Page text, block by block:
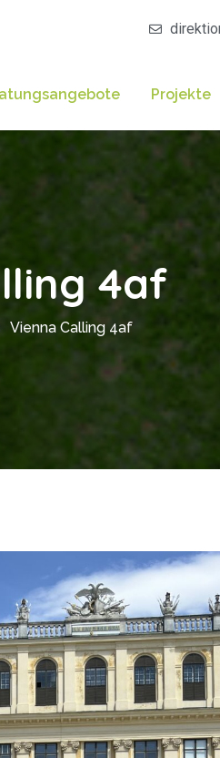
Projekte
4af
Vienna Calling 4af